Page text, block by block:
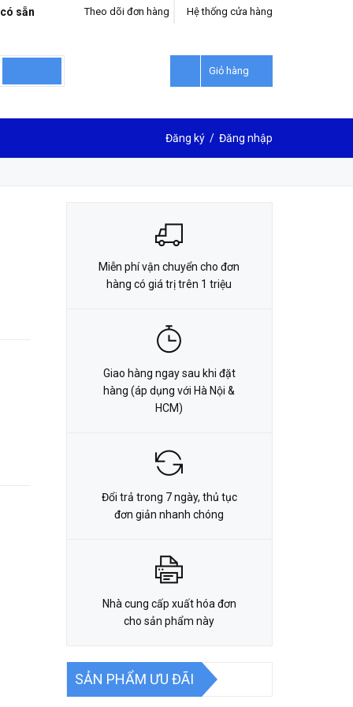
sẵn Hệ thống cửa hàng
Theo dõi đơn hàng
Giỏ hàng
Đăng ký / Đăng nhập
LIÊN HỆ ĐẶT HÀNG
Miễn phí vận chuyển cho đơn
hàng có giá trị trên 1 triệu
Giao hàng ngay sau khi đặt
hàng (áp dụng với Hà Nội &
HCM)
Đổi trả trong 7 ngày, thủ tục
đơn giản nhanh chóng
Nhà cung cấp xuất hóa đơn
cho sản phẩm này
SẢN PHẨM ƯU ĐÃI